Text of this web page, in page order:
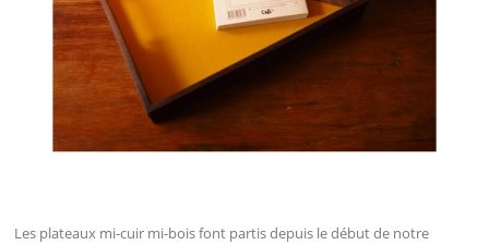
Les plateaux mi-cuir mi-bois font partis depuis le début de notre